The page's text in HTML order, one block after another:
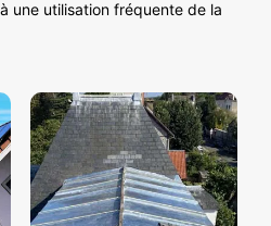
une utilisation fréquente de la